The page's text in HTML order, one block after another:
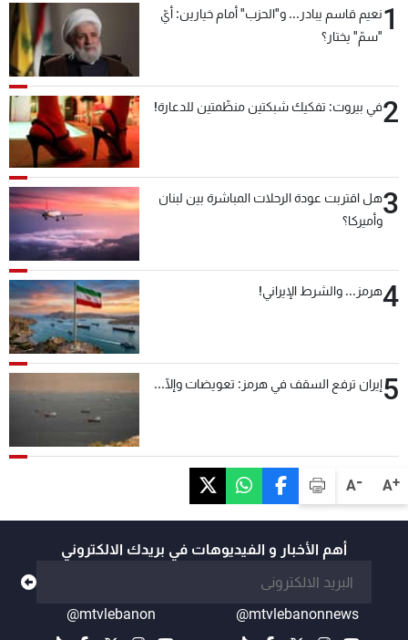
A+
A-
1نعيم قاسم يبادر... و"الحزب" أمام خيارين: أيّ
"سمّ" يختار؟
2في بيروت: تفكيك شبكتين منظّمتين للدعارة!
3هل اقتربت عودة الرحلات المباشرة بين لبنان
وأميركا؟
4هرمز... والشرط الإيراني!
5إيران ترفع السقف في هرمز: تعويضات وإلّا...
أهم الأخبار و الفيديوهات في بريدك الالكتروني
@mtvlebanonnews
@mtvlebanon